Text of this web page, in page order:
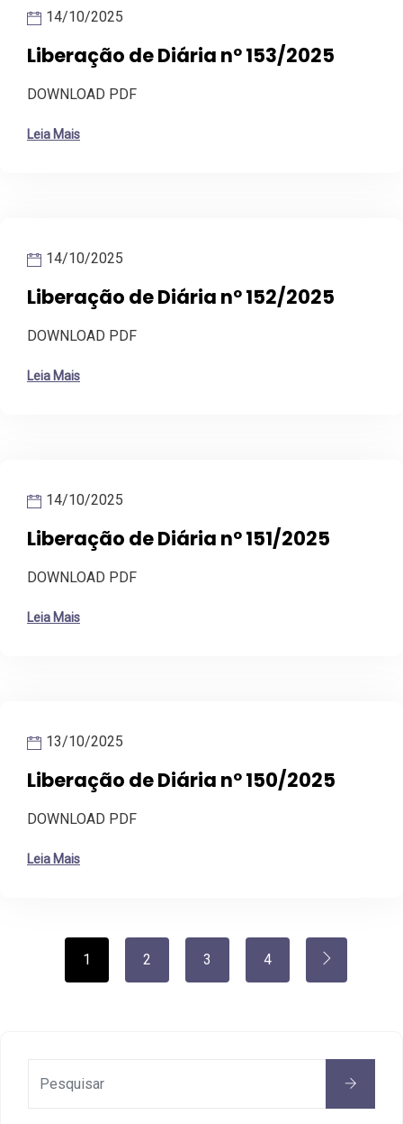
14/10/2025
Liberação de Diária nº 153/2025
DOWNLOAD PDF
Leia Mais
14/10/2025
Liberação de Diária nº 152/2025
DOWNLOAD PDF
Leia Mais
14/10/2025
Liberação de Diária nº 151/2025
DOWNLOAD PDF
Leia Mais
13/10/2025
Liberação de Diária nº 150/2025
DOWNLOAD PDF
Leia Mais
1 2 3 4